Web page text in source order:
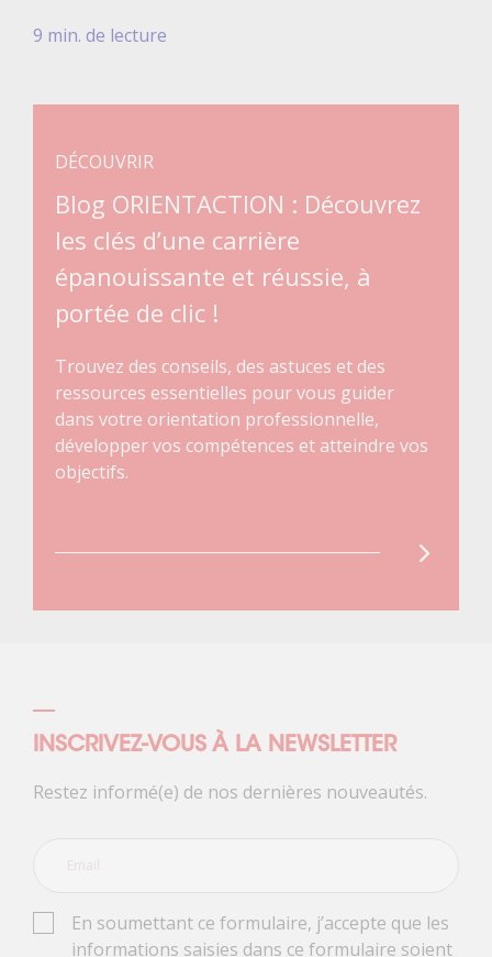
9 min. de lecture
DÉCOUVRIR
Blog ORIENTACTION : Découvrez
les clés d’une carrière
épanouissante et réussie, à
portée de clic !
Trouvez des conseils, des astuces et des
ressources essentielles pour vous guider
dans votre orientation professionnelle,
développer vos compétences et atteindre vos
objectifs.
INSCRIVEZ-VOUS À LA NEWSLETTER
Restez informé(e) de nos dernières nouveautés.
En soumettant ce formulaire, j’accepte que les
informations saisies dans ce formulaire soient